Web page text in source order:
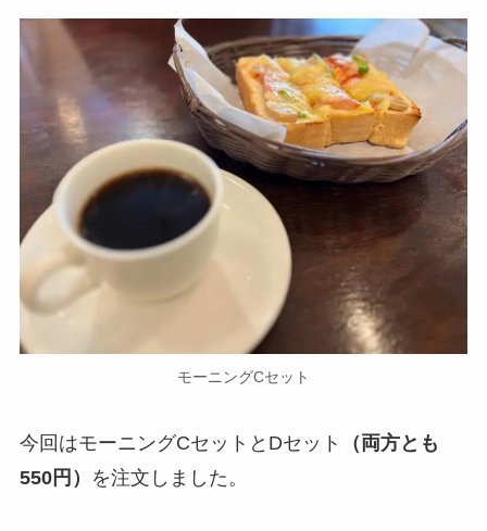
モーニングCセット
今回はモーニングCセットとDセット
（両方とも
550円）
を注文しました。